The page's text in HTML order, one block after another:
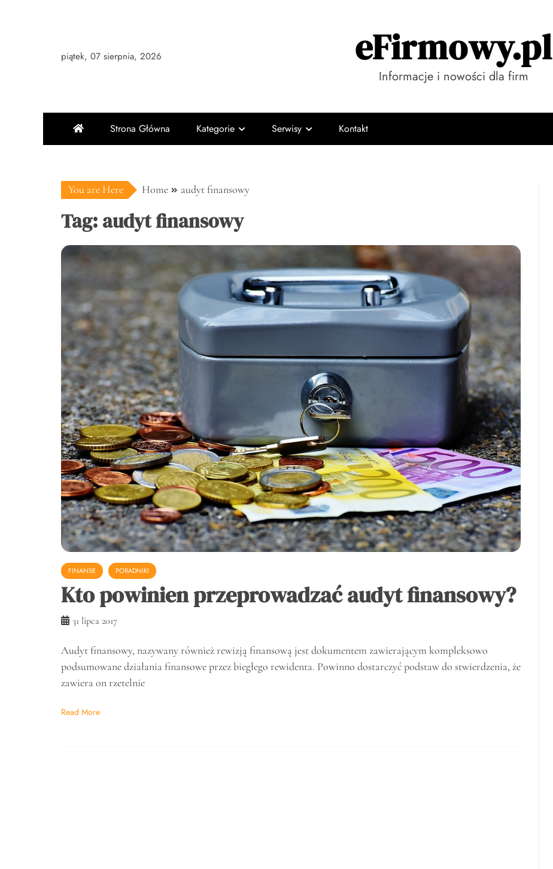
piątek, 07 sierpnia, 2026
eFirmowy.pl
Informacje i nowości dla firm
Strona Główna Kategorie Serwisy Kontakt
You are Here Home audyt finansowy
Tag: audyt finansowy
FINANSE PORADNIKI
Kto powinien przeprowadzać audyt finansowy?
31 lipca 2017
Audyt finansowy, nazywany również rewizją finansową jest dokumentem zawierającym kompleksowo
podsumowane działania finansowe przez biegłego rewidenta. Powinno dostarczyć podstaw do stwierdzenia, że
zawiera on rzetelnie
Read More